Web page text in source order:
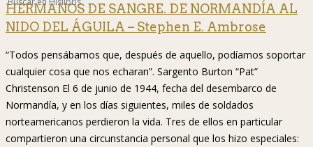
HERMANOS DE SANGRE. DE NORMANDÍA AL
NIDO DEL ÁGUILA – Stephen E. Ambrose
“Todos pensábamos que, después de aquello, podíamos soportar
cualquier cosa que nos echaran”. Sargento Burton “Pat”
Christenson El 6 de junio de 1944, fecha del desembarco de
Normandía, y en los días siguientes, miles de soldados
norteamericanos perdieron la vida. Tres de ellos en particular
compartieron una circunstancia personal que los hizo especiales: